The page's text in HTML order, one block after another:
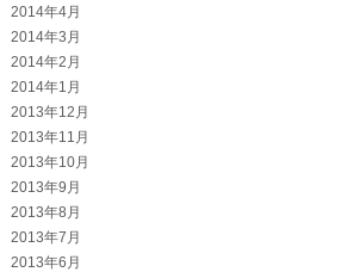
2014年4月
2014年3月
2014年2月
2014年1月
2013年12月
2013年11月
2013年10月
2013年9月
2013年8月
2013年7月
2013年6月